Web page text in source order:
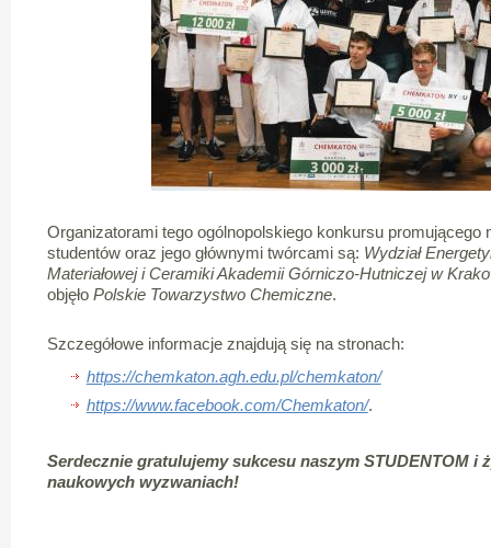
Organizatorami tego ogólnopolskiego konkursu promującego
studentów oraz jego głównymi twórcami są: Wydział
Materiałowej i Ceramiki Akademii Górniczo-Hutniczej w
objęło Polskie Towarzystwo Chemiczne.
Szczegółowe informacje znajdują się na stronach:
https://chemkaton.agh.edu.pl/chemkaton/
https://www.facebook.com/Chemkaton/.
Serdecznie gratulujemy sukcesu naszym STUDENTOM i
naukowych wyzwaniach!